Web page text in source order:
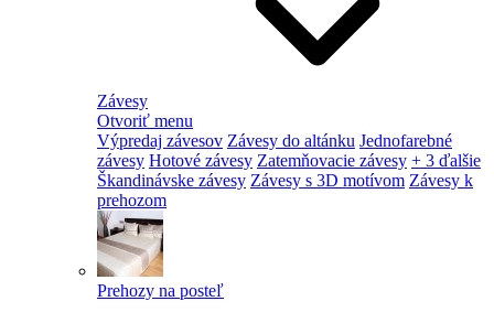
Závesy
Otvoriť menu
Výpredaj závesov Závesy do altánku Jednofarebné
závesy Hotové závesy Zatemňovacie závesy + 3 ďalšie
Škandinávske závesy Závesy s 3D motívom Závesy k
prehozom
Prehozy na posteľ